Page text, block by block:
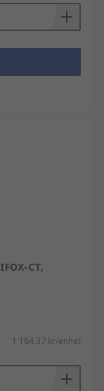
CT,
1 184,37 kr/enhet